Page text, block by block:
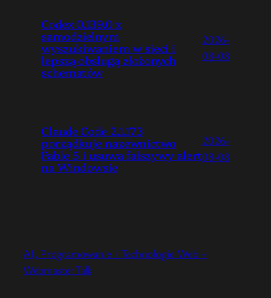
Codex 0.139.0 z
samodzielnym
wyszukiwaniem w sieci i
lepszą obsługą złożonych
schematów
2026-
08-08
Claude Code 2.1.173
porządkuje nazewnictwo
Fable 5 i usuwa fałszywy alert
na Windowsie
2026-
08-08
AI, Programowanie i Technologie Web –
WebmasterTalk